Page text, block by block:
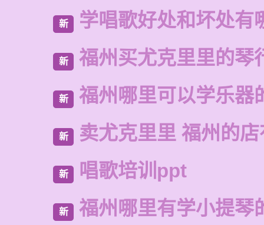
新 学唱歌好处和坏处有
新 福州买尤克里里的琴
新 福州哪里可以学乐器
新 卖尤克里里 福州的
新 唱歌培训ppt
新 福州哪里有学小提琴